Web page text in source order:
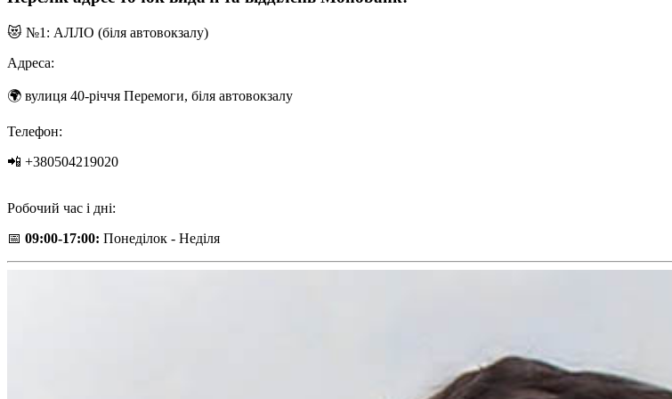
😻 №1: АЛЛО (біля автовокзалу)
Адреса:
🌍 вулиця 40-річчя Перемоги, біля автовокзалу
Телефон:
📲 +380504219020
Робочий час і дні:
📅 09:00-17:00: Понеділок - Неділя